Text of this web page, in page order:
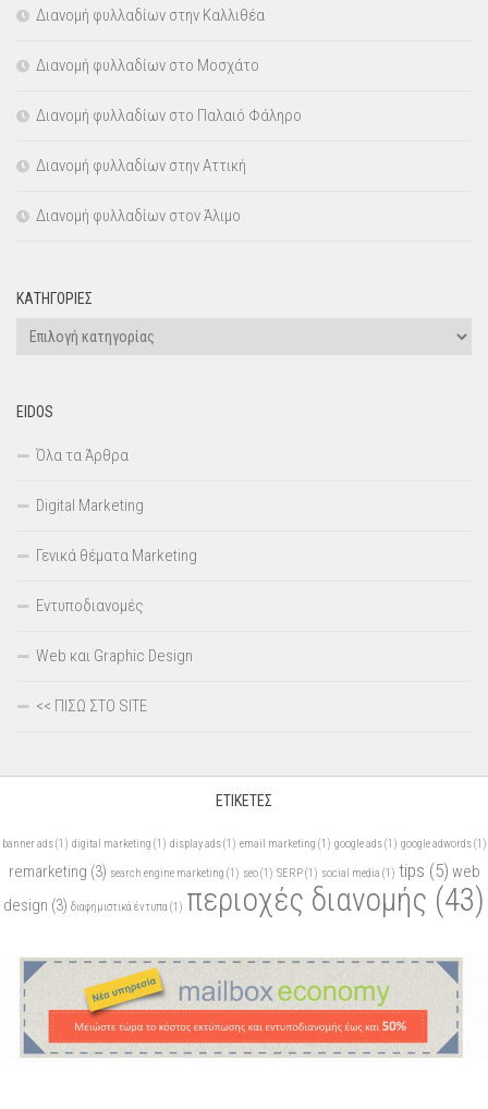
Διανομή φυλλαδίων στην Καλλιθέα
Διανομή φυλλαδίων στο Μοσχάτο
Διανομή φυλλαδίων στο Παλαιό Φάληρο
Διανομή φυλλαδίων στην Αττική
Διανομή φυλλαδίων στον Άλιμο
KΑΤΗΓΟΡΊΕΣ
Kατηγορίες
EIDOS
Όλα τα Άρθρα
Digital Marketing
Γενικά θέματα Marketing
Εντυποδιανομές
Web και Graphic Design
<< ΠΙΣΩ ΣΤΟ SITE
ΕΤΙΚΈΤΕΣ
banner ads(1) digital marketing (1) display ads(1) email marketing (1) google ads(1) google adwords(1)
remarketing (3) search engine marketing (1) seo(1) SERP(1) social media (1) tips (5) web
design (3) διαφημιστικά έντυπα(1) περιοχές διανομής (43)